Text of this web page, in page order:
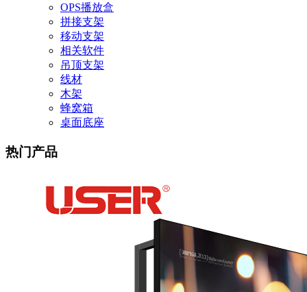
OPS播放盒
拼接支架
移动支架
相关软件
吊顶支架
线材
木架
蜂窝箱
桌面底座
热门产品